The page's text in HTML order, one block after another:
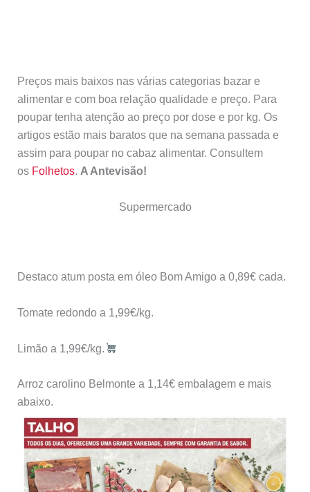
Preços mais baixos nas várias categorias bazar e
alimentar e com boa relação qualidade e preço. Para
poupar tenha atenção ao preço por dose e por kg. Os
artigos estão mais baratos que na semana passada e
assim para poupar no cabaz alimentar. Consultem
os Folhetos. A Antevisão!
Supermercado
Destaco atum posta em óleo Bom Amigo a 0,89€ cada.
Tomate redondo a 1,99€/kg.
Limão a 1,99€/kg.
Arroz carolino Belmonte a 1,14€ embalagem e mais
abaixo.